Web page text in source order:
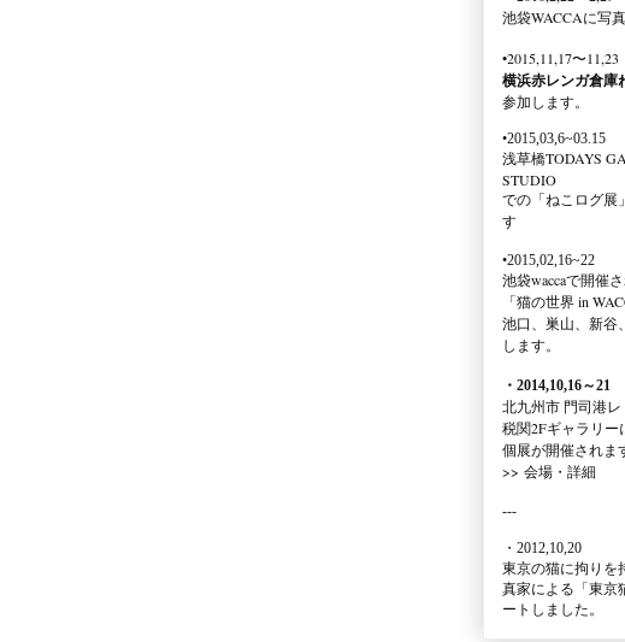
池袋WACCAに写
•2015,11,17〜11,23
横浜赤レンガ倉庫
参加します。
•2015,03,6~03.15
浅草橋TODAYS
STUDIO
での 「ねこログ展
す
•2015,02,16~22
池袋waccaで開催
「猫の世界 in
池口、巣山、新谷
します。
・2014,10,16～21
北九州市 門司港
税関2Fギャラリー
個展が開催されま
>> 会場・詳細
---
・2012,10,20
東京の猫に拘りを
真家による 「東
ートしました。